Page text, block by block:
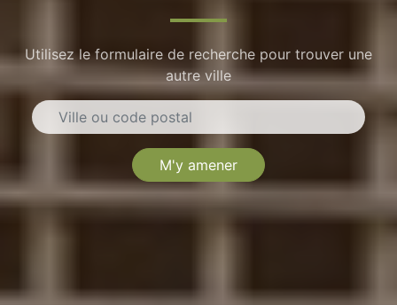
Utilisez le formulaire de recherche pour trouver une
autre ville
M'y amener